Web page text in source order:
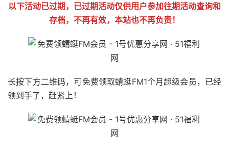
以下活动已过期，已过期活动仅供用户参加往期活动查询和
存档，不再有效，本站也不再负责！
长按下方二维码，可免费领取蜻蜓FM1个月超级会员，已经
领到手了，赶紧上！